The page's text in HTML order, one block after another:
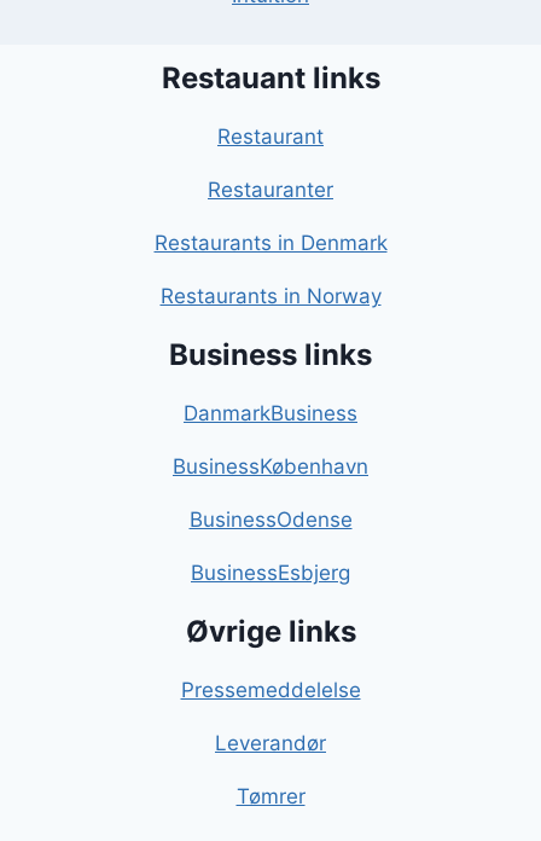
Restauant links
Restaurant
Restauranter
Restaurants in Denmark
Restaurants in Norway
Business links
DanmarkBusiness
BusinessKøbenhavn
BusinessOdense
BusinessEsbjerg
Øvrige links
Pressemeddelelse
Leverandør
Tømrer